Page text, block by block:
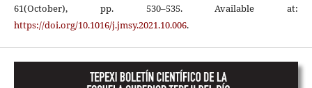
61(October), pp. 530–535. Available at:
https://doi.org/10.1016/j.jmsy.2021.10.006.